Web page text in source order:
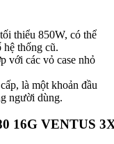
thiểu 850W, có thể
hệ thống cũ.
với các vỏ case nhỏ
là một khoản đầu
người dùng.